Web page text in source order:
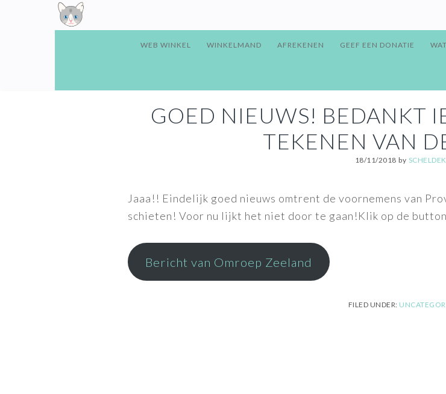
MAIN
NAVIGATION
WEB WINKEL WINKELMAND AFREKENEN GEEF EEN DONATIE
GOED NIEUWS! BEDANKT
TEKENEN VAN
18/11/2018 by
Jaaa!! Eindelijk goed nieuws omtrent de voornemens van
schieten! Voor nu lijkt het niet door te gaan!Klik op de
Bericht van Omroep Zeeland
FILED UNDER: